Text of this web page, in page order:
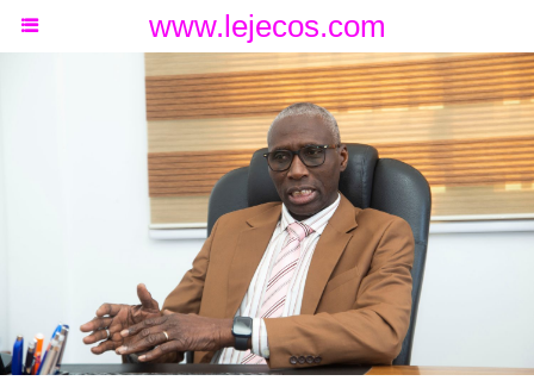
www.lejecos.com